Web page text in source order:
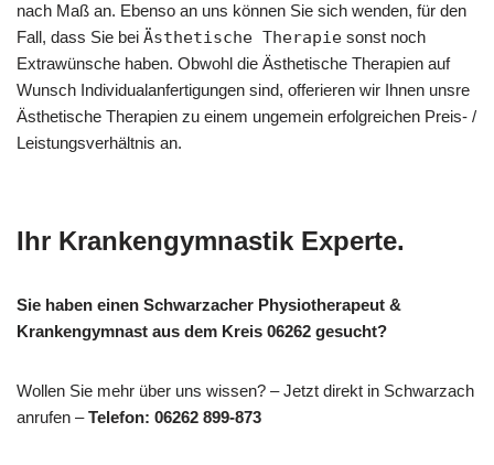
nach Maß an. Ebenso an uns können Sie sich wenden, für den
Fall, dass Sie bei Ästhetische Therapie sonst noch
Extrawünsche haben. Obwohl die Ästhetische Therapien auf
Wunsch Individualanfertigungen sind, offerieren wir Ihnen unsre
Ästhetische Therapien zu einem ungemein erfolgreichen Preis- /
Leistungsverhältnis an.
Ihr Krankengymnastik Experte.
Sie haben einen Schwarzacher Physiotherapeut &
Krankengymnast aus dem Kreis 06262 gesucht?
Wollen Sie mehr über uns wissen? – Jetzt direkt in Schwarzach
anrufen –Telefon: 06262 899-873